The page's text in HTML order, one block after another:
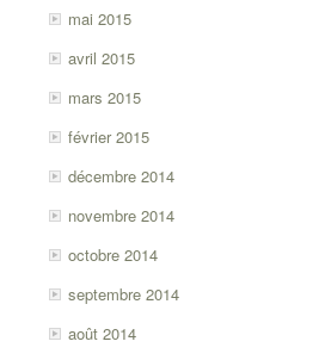
mai 2015
avril 2015
mars 2015
février 2015
décembre 2014
novembre 2014
octobre 2014
septembre 2014
août 2014